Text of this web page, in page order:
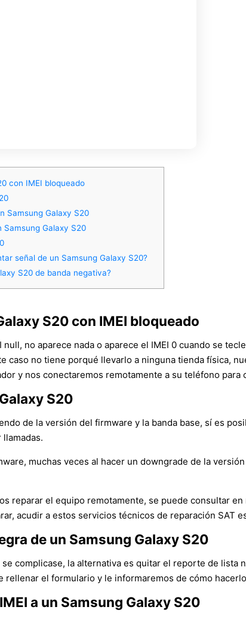
con IMEI bloqueado
Samsung Galaxy S20
Samsung Galaxy S20
señal de un Samsung Galaxy S20?
S20 de banda negativa?
S20 con IMEI bloqueado
null, no aparece nada o aparece el IMEI 0 cuando se
caso no tiene porqué llevarlo a ninguna tienda física,
y nos conectaremos remotamente a su teléfono para
S20
de la versión del firmware y la banda base, sí es
muchas veces al hacer un downgrade de la
reparar el equipo remotamente, se puede consultar
acudir a estos servicios técnicos de reparación SAT
de un Samsung Galaxy S20
complicase, la alternativa es quitar el reporte de lista
rellenar el formulario y le informaremos de cómo
a un Samsung Galaxy S20